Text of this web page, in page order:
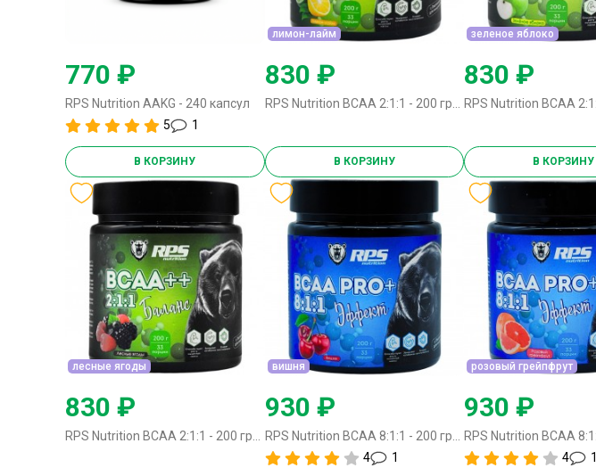
770 ₽
RPS Nutrition AAKG - 240 капсул
5
1
В КОРЗИНУ
лимон-лайм
830 ₽
В КОРЗИНУ
зеленое яблоко
830 ₽
В КОРЗИНУ
лесные ягоды
830 ₽
вишня
930 ₽
4
1
розовый грейпфрут
930 ₽
4
1